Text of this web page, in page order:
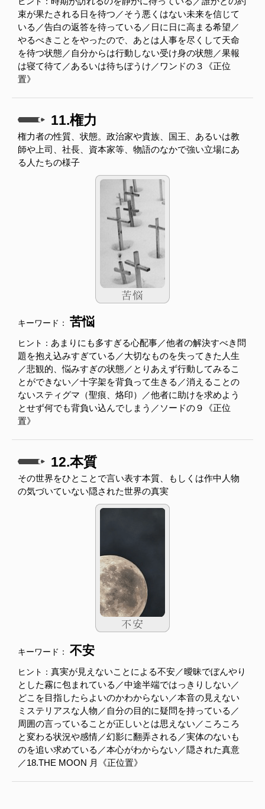
束が果たされる日を待つ／そう悪くはない未来を信じて
いる／告白の返答を待っている／日に日に高まる希望／
やるべきことをやったので、あとは人事を尽くして天命
を待つ状態／自分からは行動しない受け身の状態／果報
は寝て待て／あるいは待ちぼうけ／ワンドの３《正位
置》
11.権力
権力者の性質、状態。政治家や貴族、国王、あるいは教
師や上司、社長、資本家等、物語のなかで強い立場にあ
る人たちの様子
キーワード： 苦悩
ヒント： あまりにも多すぎる心配事／他者の解決すべき問
題を抱え込みすぎている／大切なものを失ってきた人生
／悲観的、悩みすぎの状態／とりあえず行動してみるこ
とができない／十字架を背負って生きる／消えることの
ないスティグマ（聖痕、烙印）／他者に助けを求めよう
とせず何でも背負い込んでしまう／ソードの９《正位
置》
12.本質
その世界をひとことで言い表す本質、もしくは作中人物
の気づいていない隠された世界の真実
キーワード： 不安
ヒント： 真実が見えないことによる不安／曖昧でぼんやり
とした霧に包まれている／中途半端ではっきりしない／
どこを目指したらよいのかわからない／本音の見えない
ミステリアスな人物／自分の目的に疑問を持っている／
周囲の言っていることが正しいとは思えない／ころころ
と変わる状況や感情／幻影に翻弄される／実体のないも
のを追い求めている／本心がわからない／隠された真意
／18.THE MOON 月《正位置》